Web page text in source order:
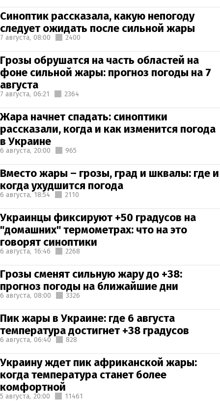
Синоптик рассказала, какую непогоду
следует ожидать после сильной жары
7 августа, 08:00 2400
Грозы обрушатся на часть областей на
фоне сильной жары: прогноз погоды на 7
августа
7 августа, 06:21 2364
Жара начнет спадать: синоптики
рассказали, когда и как изменится погода
в Украине
6 августа, 20:00 965
Вместо жары – грозы, град и шквалы: где и
когда ухудшится погода
6 августа, 18:54 2110
Украинцы фиксируют +50 градусов на
"домашних" термометрах: что на это
говорят синоптики
6 августа, 16:46 2268
Грозы сменят сильную жару до +38:
прогноз погоды на ближайшие дни
6 августа, 08:00 3326
Пик жары в Украине: где 6 августа
температура достигнет +38 градусов
6 августа, 06:40 828
Украину ждет пик африканской жары:
когда температура станет более
комфортной
5 августа, 20:00 11461